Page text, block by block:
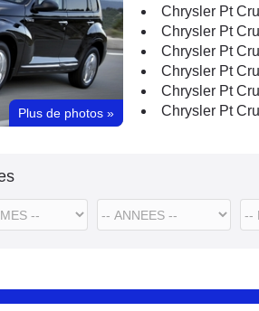
Plus de photos »
Chrysler Pt
Chrysler Pt
Chrysler Pt
Chrysler Pt
Chrysler Pt
Chrysler Pt